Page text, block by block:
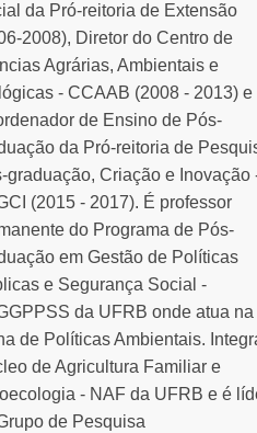
da Pró-reitoria de Extensão
2008), Diretor do Centro de
Agrárias, Ambientais e
- CCAAB (2008 - 2013) e
de Ensino de Pós-
da Pró-reitoria de
graduação, Criação e Inovação
(2015 - 2017). É professor
do Programa de Pós-
em Gestão de Políticas
e Segurança Social -
da UFRB onde atua na
de Políticas Ambientais.
de Agricultura Familiar e
- NAF da UFRB e é
de Pesquisa